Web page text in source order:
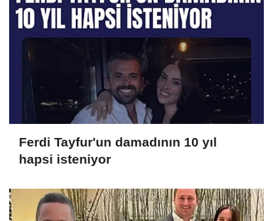
Ferdi Tayfur'un damadının 10 yıl
hapsi isteniyor